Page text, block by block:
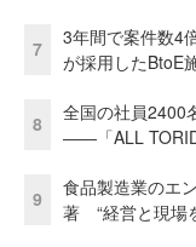
7
3年間で案件数4
が採用したBtoE
8
全国の社員2400
――「ALL
9
食品製造業のエ
著 “経営と現場